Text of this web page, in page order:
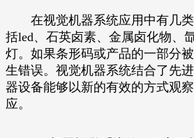
在视觉机器系统应用中有几类
括led、石英卤素、金属卤化物、
灯。如果条形码或产品的一部分
生错误。视觉机器系统结合了先
器设备能够以新的有效的方式观
应。